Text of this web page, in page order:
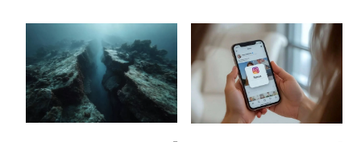
11 Ordibehesht 1405 - 19:24
11 Ordibehesht 1405 - 17:46